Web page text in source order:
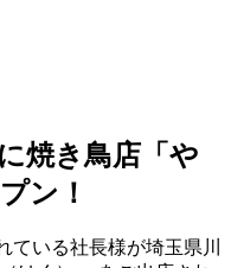
焼き鳥店「や
ン！
ている社長様が埼玉県川